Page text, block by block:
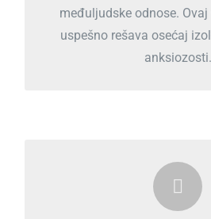
međuljudske odnose.
uspešno rešava osećaj
anksiozosti.
Razmislite o online
PROČITAJ